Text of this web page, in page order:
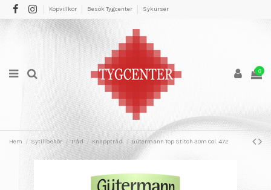
Köpvillkor Besök Tygcenter Sykurser
0
Hem Sytillbehör Tråd Knapptråd Gütermann Top Stitch 30m Col. 472